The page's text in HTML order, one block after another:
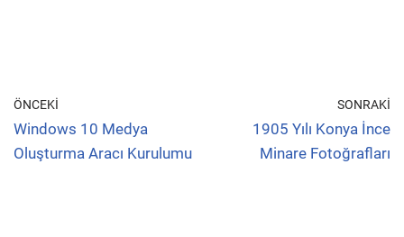
ÖNCEKI
Windows 10 Medya
Oluşturma Aracı Kurulumu
SONRAKI
1905 Yılı Konya İnce
Minare Fotoğrafları